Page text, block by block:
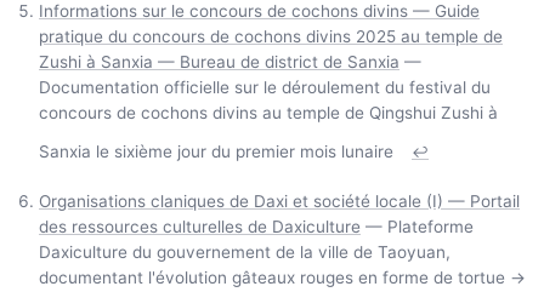
Informations sur le concours de cochons divins — Guide
pratique du concours de cochons divins 2025 au temple de
Zushi à Sanxia — Bureau de district de Sanxia —
Documentation officielle sur le déroulement du festival du
concours de cochons divins au temple de Qingshui Zushi à
Sanxia le sixième jour du premier mois lunaire
↩
Organisations claniques de Daxi et société locale (I) — Portail
des ressources culturelles de Daxiculture — Plateforme
Daxiculture du gouvernement de la ville de Taoyuan,
documentant l'évolution gâteaux rouges en forme de tortue →